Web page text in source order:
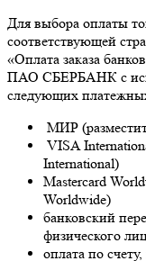
Для выбора оплаты
соответствующей
«Оплата заказа
ПАО СБЕРБАНК с
следующих
МИР
VISA
International)
Mastercard
Worldwide)
банковский
физического
оплата по